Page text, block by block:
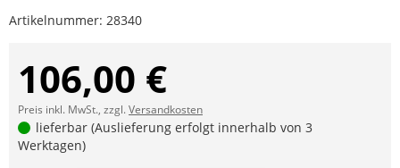
Artikelnummer: 28340
106,00 €
Preis inkl. MwSt., zzgl.Versandkosten
lieferbar (Auslieferung erfolgt innerhalb von 3
Werktagen)